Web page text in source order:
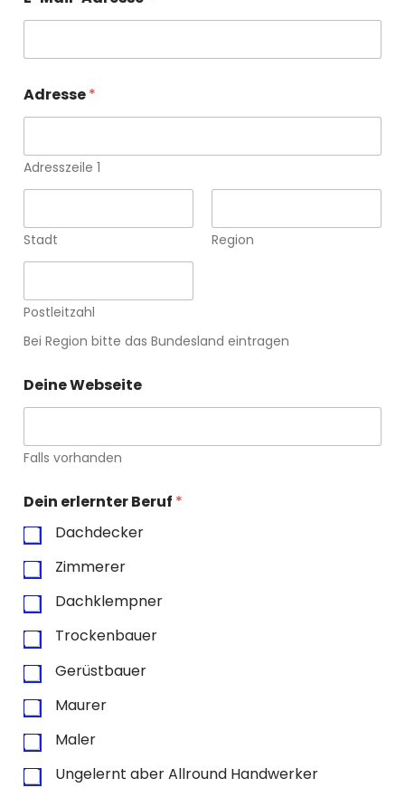
Adresse*
Adresszeile 1
Stadt Region
Postleitzahl
Bei Region bitte das Bundesland eintragen
Deine Webseite
Falls vorhanden
a
n
n
s
t
*
*
Dein erlernter Beruf *
Dachdecker
Zimmerer
Dachklempner
Trockenbauer
Gerüstbauer
Maurer
Maler
Ungelernt aber Allround Handwerker